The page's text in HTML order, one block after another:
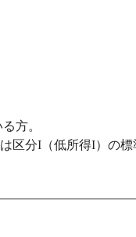
方。
分I（低所得I）の標